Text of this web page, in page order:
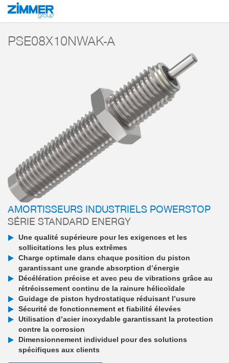
Démarrage Produits
PSE08X10NWAK-A
AMORTISSEURS INDUSTRIELS POWERSTOP
SÉRIE STANDARD ENERGY
Une qualité supérieure pour les exigences et les
sollicitations les plus extrêmes
Charge optimale dans chaque position du piston
garantissant une grande absorption d’énergie
Décélération précise et avec peu de vibrations grâce au
rétrécissement continu de la rainure hélicoïdale
Guidage de piston hydrostatique réduisant l’usure
Sécurité de fonctionnement et fiabilité élevées
Utilisation d’acier inoxydable garantissant la protection
contre la corrosion
Dimensionnement individuel pour des solutions
spécifiques aux clients